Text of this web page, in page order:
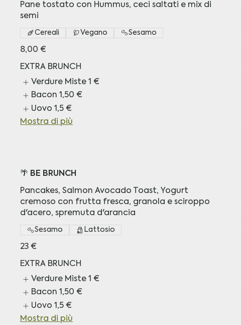
Pane tostato con Hummus, ceci saltati e mix di
semi
8,00 €
Cereali Vegano Sesamo
EXTRA BRUNCH
Verdure Miste 1 €
Bacon 1,50 €
Uovo 1,5 €
Mostra di più
🌴 BE BRUNCH
Pancakes, Salmon Avocado Toast, Yogurt
cremoso con frutta fresca, granola e sciroppo
d'acero, spremuta d'arancia
23 €
Sesamo Lattosio
EXTRA BRUNCH
Verdure Miste 1 €
Bacon 1,50 €
Uovo 1,5 €
Mostra di più